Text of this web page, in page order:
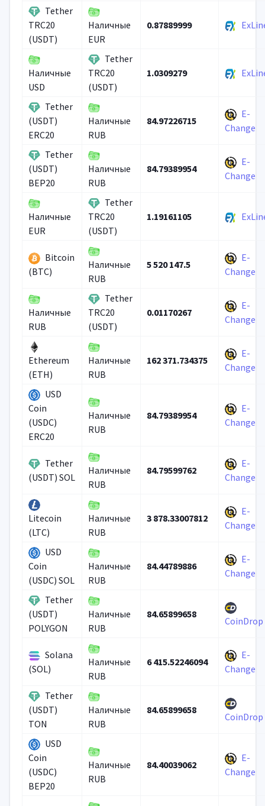
Tether
TRC20
(USDT)
Наличные
EUR
0.87889999
Наличные
USD
Tether
TRC20
(USDT)
1.0309279
Tether
(USDT)
ERC20
Наличные
RUB
84.97226715
E-
Change
Tether
(USDT)
BEP20
Наличные
RUB
84.79389954
E-
Change
Наличные
EUR
Tether
TRC20
(USDT)
1.19161105
Bitcoin
(BTC)
Наличные
RUB
5 520 147.5
E-
Change
Наличные
RUB
Tether
TRC20
(USDT)
0.01170267
E-
Change
Ethereum
(ETH)
Наличные
RUB
162 371.734375
E-
Change
USD
Coin
(USDC)
ERC20
Наличные
RUB
84.79389954
E-
Change
Tether
(USDT) SOL
Наличные
RUB
84.79599762
E-
Change
Litecoin
(LTC)
Наличные
RUB
3 878.33007812
E-
Change
USD
Coin
(USDC) SOL
Наличные
RUB
84.44789886
E-
Change
Tether
(USDT)
POLYGON
Наличные
RUB
84.65899658
CoinDrop
Solana
(SOL)
Наличные
RUB
6 415.52246094
E-
Change
Tether
(USDT)
TON
Наличные
RUB
84.65899658
CoinDrop
USD
Coin
(USDC)
BEP20
Наличные
RUB
84.40039062
E-
Change